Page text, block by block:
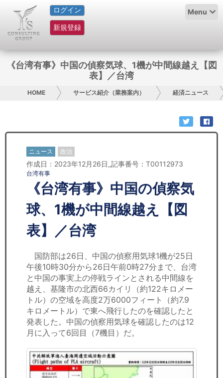
ログイン
新規登録
Menu
HOME
サービス紹介
コラム
お問い合わせ
日本人にPR
コンサルティング
リサーチ
セミナー
労務顧問
ＩＴ
飲食店情報
《台湾有事》中国の偵察気球、1機が中間線越え【図
表】／台湾
HOME サービス紹介（業務案内） 経済ニュース
ニュース 政治
作成日：2023年12月26日_記事番号：T00112973
台湾有事
《台湾有事》中国の偵察気
球、1機が中間線越え【図
表】／台湾
国防部は26日、中国の偵察用気球1機が25日
午後10時30分から26日午前0時27分まで、台湾
と中国の事実上の停戦ラインとされる中間線を
越え、基隆市の北西66カイリ（約122キロメー
トル）の空域を高度2万6000フィート（約7.9
キロメートル）で東へ飛行したのを確認したと
発表した。中国の偵察用気球を確認したのは12
月に入って6回目（7機目）だ。